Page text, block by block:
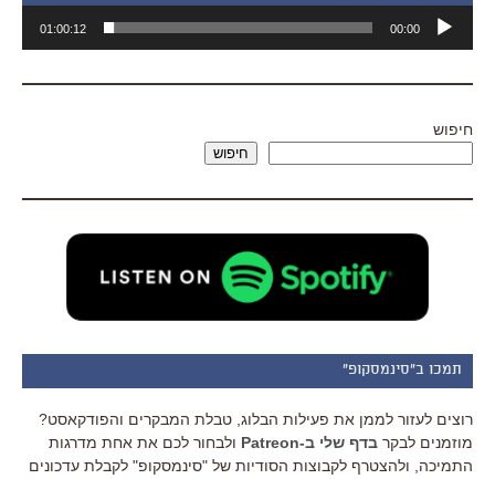
אודיו
00:00
01:00:12
חיפוש
חיפוש
תמכו ב"סינמסקופ"
רוצים לעזור לממן את פעילות הבלוג, טבלת המבקרים והפודקאסט?
מוזמנים לבקר בדף שלי ב-Patreon
ולבחור לכם את אחת מדרגות
התמיכה, ולהצטרף לקבוצות הסודיות של "סינמסקופ" לקבלת עדכונים